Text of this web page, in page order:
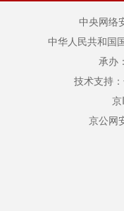
中央网络
中华人民共和国
承办
技术支持
京公网